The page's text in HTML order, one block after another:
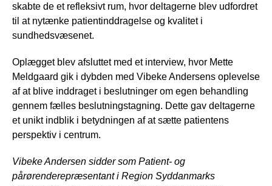
skabte de et refleksivt rum, hvor deltagerne blev udfordret
til at nytænke patientinddragelse og kvalitet i
sundhedsvæsenet.
Oplægget blev afsluttet med et interview, hvor Mette
Meldgaard gik i dybden med Vibeke Andersens oplevelse
af at blive inddraget i beslutninger om egen behandling
gennem fælles beslutningstagning. Dette gav deltagerne
et unikt indblik i betydningen af at sætte patientens
perspektiv i centrum.
Vibeke Andersen sidder som Patient- og
pårørenderepræsentant i Region Syddanmarks